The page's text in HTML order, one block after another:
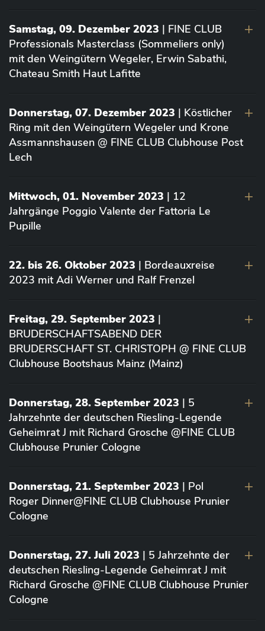
Samstag, 09. Dezember 2023 | FINE CLUB
Professionals Masterclass (Sommeliers only)
mit den Weingütern Wegeler, Erwin Sabathi,
Chateau Smith Haut Lafitte
Donnerstag, 07. Dezember 2023 | Köstlicher
Ring mit den Weingütern Wegeler und Krone
Assmannshausen @ FINE CLUB Clubhouse Post
Lech
Mittwoch, 01. November 2023 | 12
Jahrgänge Poggio Valente der Fattoria Le
Pupille
22. bis 26. Oktober 2023 | Bordeauxreise
2023 mit Adi Werner und Ralf Frenzel
Freitag, 29. September 2023 |
BRUDERSCHAFTSABEND DER
BRUDERSCHAFT ST. CHRISTOPH @ FINE CLUB
Clubhouse Bootshaus Mainz (Mainz)
Donnerstag, 28. September 2023 | 5
Jahrzehnte der deutschen Riesling-Legende
Geheimrat J mit Richard Grosche @FINE CLUB
Clubhouse Prunier Cologne
Donnerstag, 21. September 2023 | Pol
Roger Dinner@FINE CLUB Clubhouse Prunier
Cologne
Donnerstag, 27. Juli 2023 | 5 Jahrzehnte der
deutschen Riesling-Legende Geheimrat J mit
Richard Grosche @FINE CLUB Clubhouse Prunier
Cologne